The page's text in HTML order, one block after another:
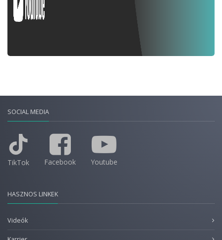
SOCIAL MEDIA
TikTok Facebook Youtube
HASZNOS LINKEK
Videók